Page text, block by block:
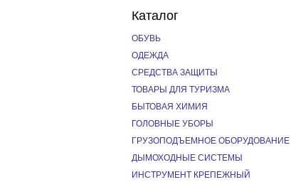
Каталог
ОБУВЬ
ОДЕЖДА
СРЕДСТВА ЗАЩИТЫ
ТОВАРЫ ДЛЯ ТУРИЗМА
БЫТОВАЯ ХИМИЯ
ГОЛОВНЫЕ УБОРЫ
ГРУЗОПОДЪЕМНОЕ ОБОРУДОВАНИЕ
ДЫМОХОДНЫЕ СИСТЕМЫ
ИНСТРУМЕНТ КРЕПЕЖНЫЙ